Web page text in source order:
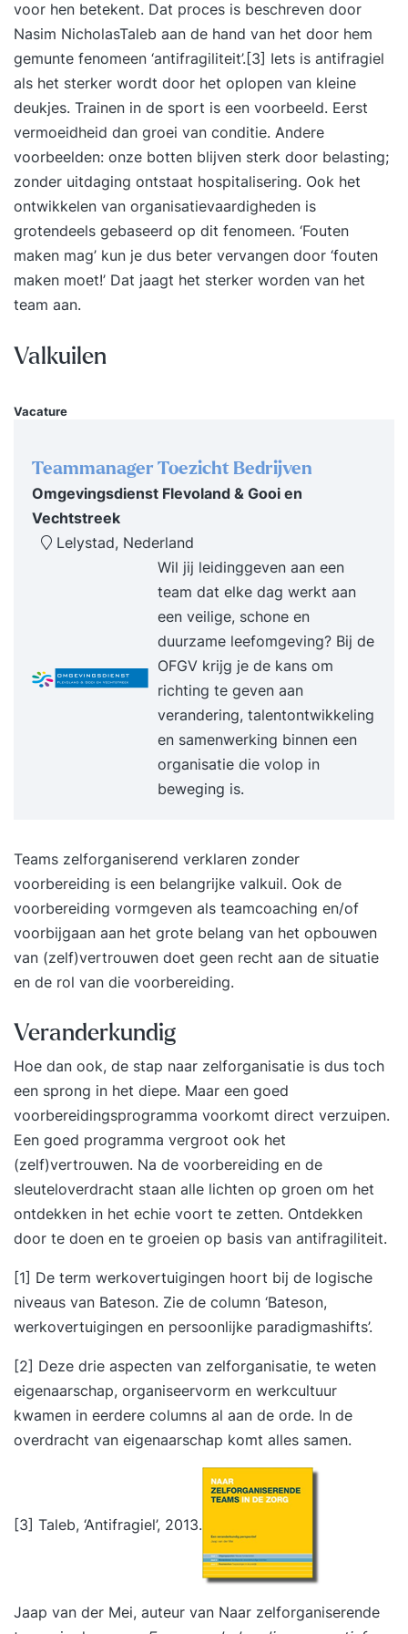
de omgeving snel verandert zoeken steeds meer
organisaties nieuwe manieren van werken. Met
nieuwe manieren van werken komen organisaties
makkelijker tot goede resultaten voor klanten.
Daarnaast zijn verfrissende werkwijzen vaak
motiverender voor medewerkers. Een groeiend
aantal organisaties gaat om deze reden in
zelfsturende of zelforganiserende teams werken.
Wanneer je zelforganisatie of zelfsturing goed
toepast leidt dit tot beter en sneller resultaat. En
bovendien leveren blijere medewerkers dat
betere resultaat. Resultaten na de tweedaagse
Zelforganisatie & Zelfsturing Training Na twee
Training... Voel je je zeker om aan de slag te gaan
Beschik je over onmisbare kennis van de
randvoorwaarden die nodig zijn om
zelforganisatie en zelfsturing te laten slagen; Kun
je binnen teams heldere rollen definiëren; Ben je
van meerwaarde doordat je nieuwe manieren van
overleggen, samenwerken en besluitvorming
kent; Heb je zicht op de veranderende rol van het
management; Ga je geïnspireerd naar huis met
een doorvertaling van de theorie naar jouw
werksituatie; Ben je in staat anderen mee te
nemen in deze nieuwe manier van denken en
werken; Ben je op de hoogte van vernieuwende
organisatiestructuren. Inhoud Training Dag
1Zelforganisatie en zelfsturing als concept: Hoe
zelfsturing bij aan de hedendaagse uitdagingen
waar individuen en organisaties voor staan? De
termen zelforganisatie en zelfsturing worden
vaak door elkaar gebruikt. In de opleiding leer je
de belangrijkste verschillen en
toepassingsmogelijkheden. Zelforganisatie en
waarden te begrijpen en voorbeeldgedrag te
vertonen. Dagelijkse gebruiken die horen bij
zelforganisatie en zelfsturing:
Teamvolwassenheid is een belangrijke indicator
voor het slagen van zelforganisatie en
zelfsturing. Vertrouwen is de basis voor een
goede samenwerking. Je leert hoe teams zich
ontwikkelen en welke effectieve interventies je
kunt doen bij het vergroten van vertrouwen,
team. Zelforganiserende en zelfsturende teams
dienen in staat te zijn om zelf de voortgang van
het werk te inspecteren. Je leert hoe teams
effectief overleggen en elkaar verantwoordelijk
houden. Besluitvorming binnen zelforganiserende
teams. Dag 2Mensgerichte gebruiken die horen
bij zelforganisatie en zelfsturing: Je leert teams
rollen. Hierdoor zijn teams in staat wendbaar te
organiseren, heldere verantwoordelijkheden te
definiëren en talenten te benutten. Hoe ga je om
met feedback en performance binnen
zelforganisatie? We staan stil bij verschillende
feedback en performance processen.
Zelforganisatie of zelfsturing inrichten: Je leert
voor hen betekent. Dat proces is beschreven door
Nasim NicholasTaleb aan de hand van het door hem
gemunte fenomeen ‘antifragiliteit’.[3] Iets is antifragiel
als het sterker wordt door het oplopen van kleine
deukjes. Trainen in de sport is een voorbeeld. Eerst
vermoeidheid dan groei van conditie. Andere
voorbeelden: onze botten blijven sterk door belasting;
zonder uitdaging ontstaat hospitalisering. Ook het
ontwikkelen van organisatievaardigheden is
grotendeels gebaseerd op dit fenomeen. ‘Fouten
maken mag’ kun je dus beter vervangen door ‘fouten
maken moet!’ Dat jaagt het sterker worden van het
team aan.
Valkuilen
Vacature
Teammanager Toezicht Bedrijven
Omgevingsdienst Flevoland & Gooi en
Vechtstreek
Lelystad, Nederland
Wil jij leidinggeven aan een
team dat elke dag werkt aan
een veilige, schone en
duurzame leefomgeving? Bij de
OFGV krijg je de kans om
richting te geven aan
verandering, talentontwikkeling
en samenwerking binnen een
organisatie die volop in
beweging is.
Teams zelforganiserend verklaren zonder
voorbereiding is een belangrijke valkuil. Ook de
voorbereiding vormgeven als teamcoaching en/of
voorbijgaan aan het grote belang van het opbouwen
van (zelf)vertrouwen doet geen recht aan de situatie
en de rol van die voorbereiding.
Veranderkundig
Hoe dan ook, de stap naar zelforganisatie is dus toch
een sprong in het diepe. Maar een goed
voorbereidingsprogramma voorkomt direct verzuipen.
Een goed programma vergroot ook het
(zelf)vertrouwen. Na de voorbereiding en de
sleuteloverdracht staan alle lichten op groen om het
ontdekken in het echie voort te zetten. Ontdekken
door te doen en te groeien op basis van antifragiliteit.
[1] De term werkovertuigingen hoort bij de logische
niveaus van Bateson. Zie de column ‘Bateson,
werkovertuigingen en persoonlijke paradigmashifts’.
[2] Deze drie aspecten van zelforganisatie, te weten
eigenaarschap, organiseervorm en werkcultuur
kwamen in eerdere columns al aan de orde. In de
overdracht van eigenaarschap komt alles samen.
[3] Taleb, ‘Antifragiel’, 2013.
Jaap van der Mei, auteur van Naar zelforganiserende